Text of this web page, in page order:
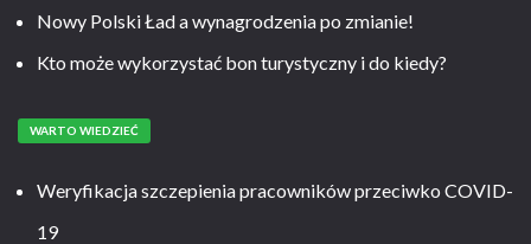
Nowy Polski Ład a wynagrodzenia po zmianie!
Kto może wykorzystać bon turystyczny i do kiedy?
WARTO WIEDZIEĆ
Weryfikacja szczepienia pracowników przeciwko COVID-
19